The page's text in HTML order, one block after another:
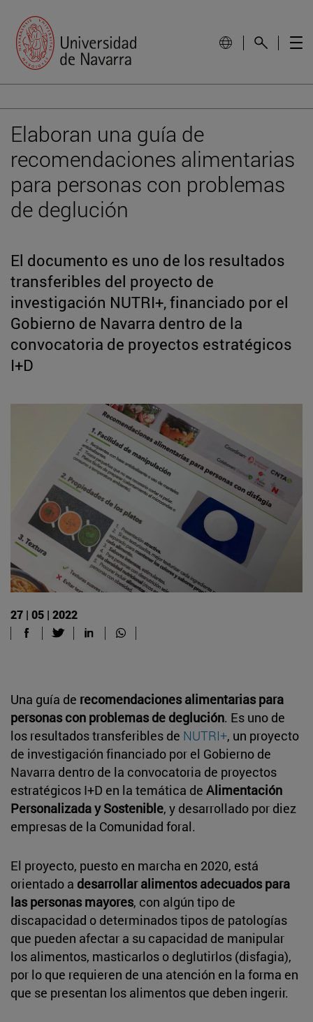
Elaboran una guía de
recomendaciones alimentarias
para personas con problemas
de deglución
El documento es uno de los resultados
transferibles del proyecto de
investigación NUTRI+, financiado por el
Gobierno de Navarra dentro de la
convocatoria de proyectos estratégicos
I+D
27 | 05 | 2022
Una guía de recomendaciones alimentarias para
personas con problemas de deglución. Es uno de
los resultados transferibles de NUTRI+, un proyecto
de investigación financiado por el Gobierno de
Navarra dentro de la convocatoria de proyectos
estratégicos I+D en la temática de Alimentación
Personalizada y Sostenible, y desarrollado por diez
empresas de la Comunidad foral.
El proyecto, puesto en marcha en 2020, está
orientado a desarrollar alimentos adecuados para
las personas mayores, con algún tipo de
discapacidad o determinados tipos de patologías
que pueden afectar a su capacidad de manipular
los alimentos, masticarlos o deglutirlos (disfagia),
por lo que requieren de una atención en la forma en
que se presentan los alimentos que deben ingerir.